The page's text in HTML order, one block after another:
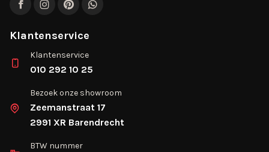
FacebookInstagram
PinterestWhatsApp
Klantenservice
Klantenservice
010 292 10 25
Bezoek onze showroom
Zeemanstraat 17
2991 XR Barendrecht
BTW nummer